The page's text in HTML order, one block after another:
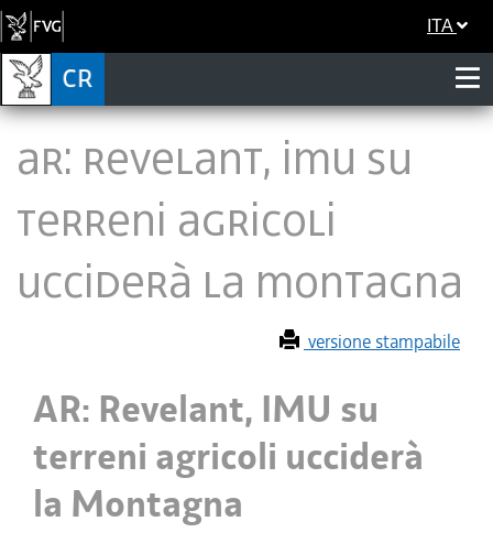
ITA
AR: Revelant, IMU su
terreni agricoli
ucciderà la Montagna
versione stampabile
AR: Revelant, IMU su
terreni agricoli ucciderà
la Montagna